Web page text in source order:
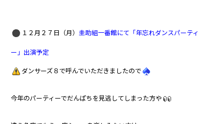
１２月２７日（月） 圭助組一番館にて「年忘れダンスパーティ
ー」出演予定
ダンサーズ８で呼んでいただきましたので
今年のパーティーでだんぱちを見逃してしまった方や